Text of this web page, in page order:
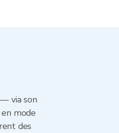
via son
mode
des